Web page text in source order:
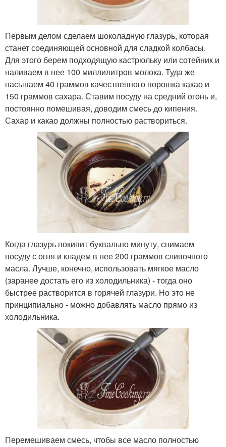
Первым делом сделаем шоколадную глазурь, которая
станет соединяющей основной для сладкой колбасы.
Для этого берем подходящую кастрюльку или сотейник и
наливаем в нее 100 миллилитров молока. Туда же
насыпаем 40 граммов качественного порошка какао и
150 граммов сахара. Ставим посуду на средний огонь и,
постоянно помешивая, доводим смесь до кипения.
Сахар и какао должны полностью раствориться.
Когда глазурь покипит буквально минуту, снимаем
посуду с огня и кладем в нее 200 граммов сливочного
масла. Лучше, конечно, использовать мягкое масло
(заранее достать его из холодильника) - тогда оно
быстрее растворится в горячей глазури. Но это не
принципиально - можно добавлять масло прямо из
холодильника.
Перемешиваем смесь, чтобы все масло полностью